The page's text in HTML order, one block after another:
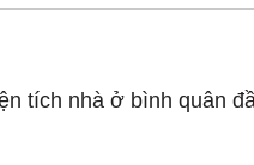
tích nhà ở bình quân